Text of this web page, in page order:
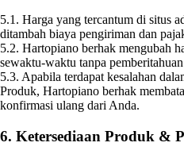
5.1. Harga yang tercantum di situs
ditambah biaya pengiriman dan
5.2. Hartopiano berhak mengubah
sewaktu-waktu tanpa
5.3. Apabila terdapat kesalahan
Produk, Hartopiano berhak
konfirmasi ulang dari Anda.
6. Ketersediaan Produk &